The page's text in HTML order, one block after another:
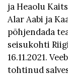
ja Heaolu
Alar Aabi ja
põhjendada
seisukohti
16.11.2021.
tohtinud